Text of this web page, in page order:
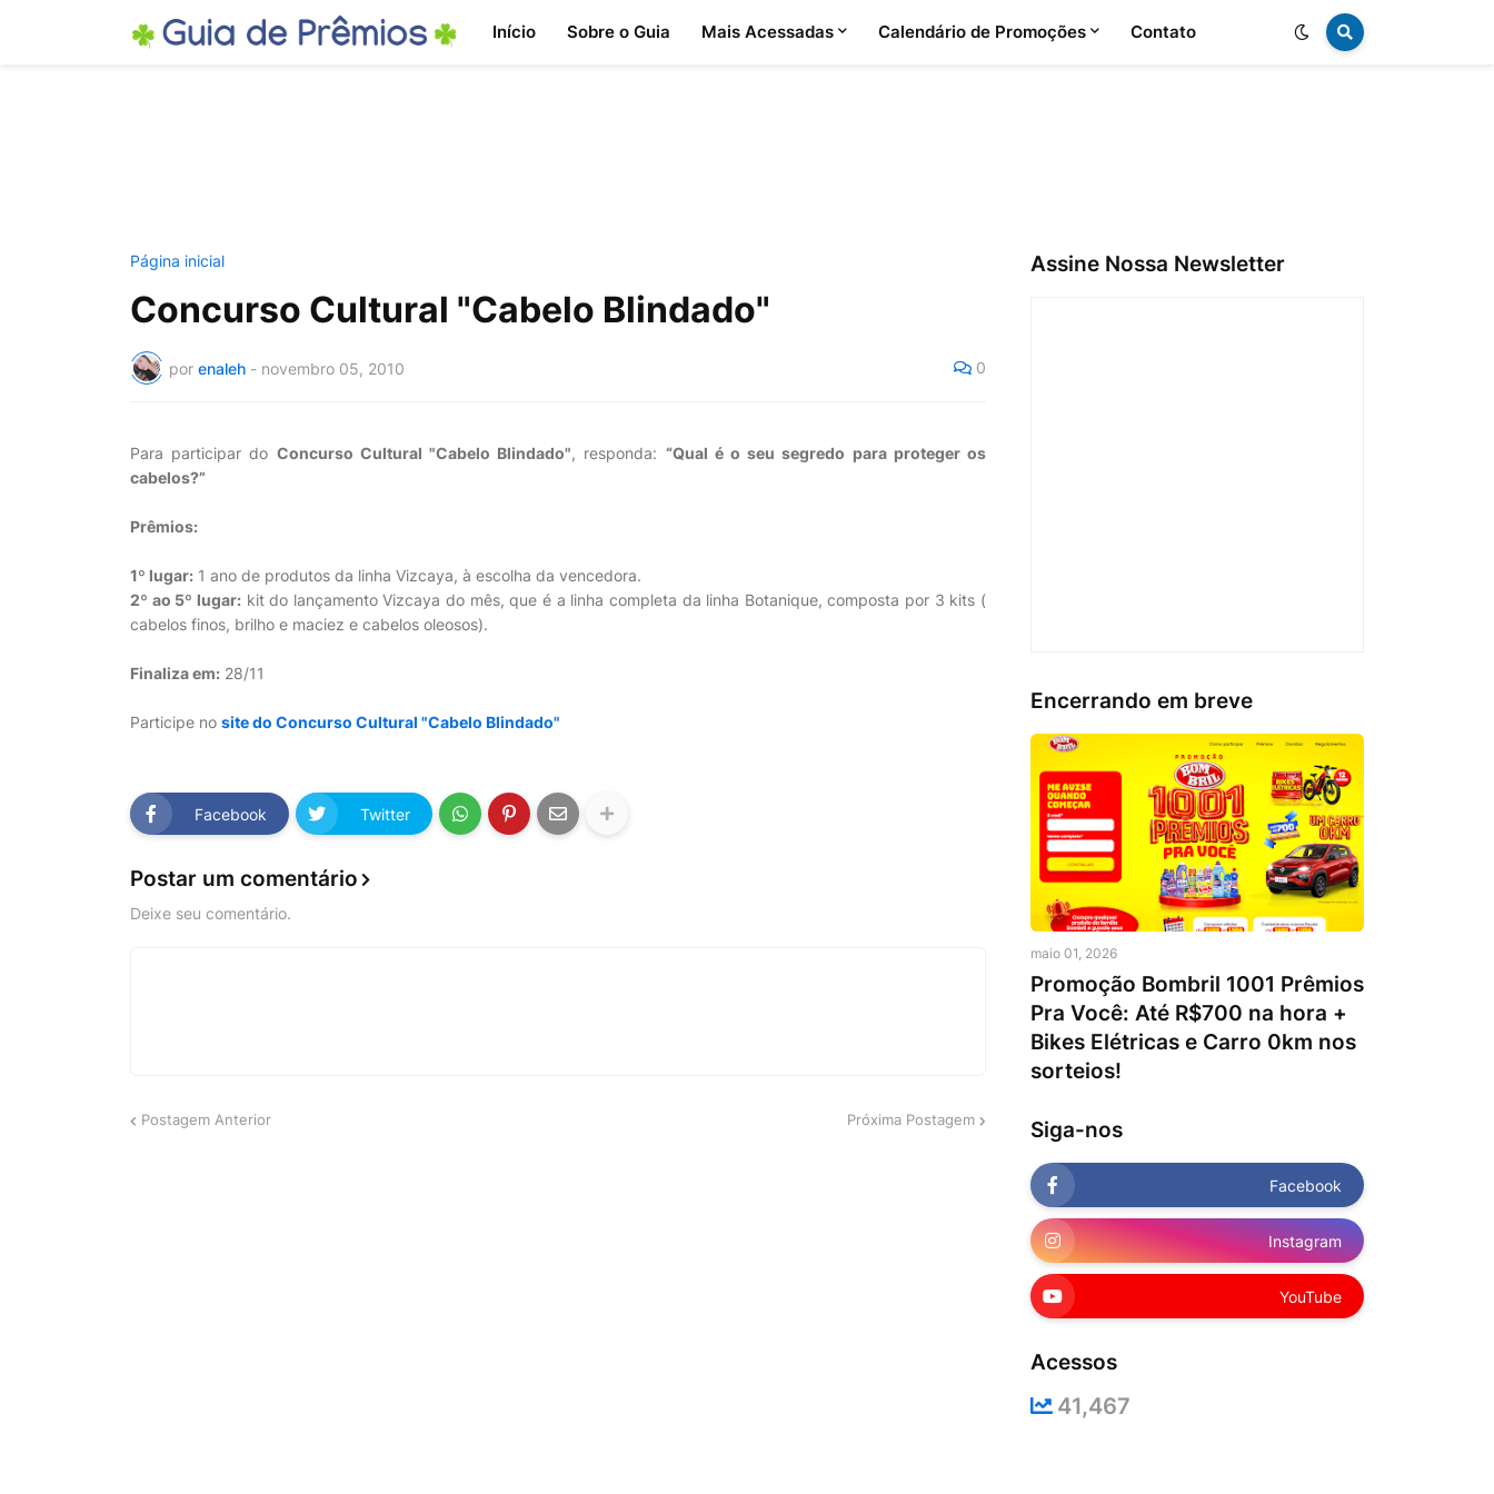
Início Sobre o Guia Mais Acessadas Calendário de Promoções Contato
Página inicial
Concurso Cultural "Cabelo Blindado"
por enaleh - novembro 05, 2010 0
Para participar do Concurso Cultural "Cabelo Blindado", responda: “Qual é o seu segredo para proteger os
cabelos?”
Prêmios:
1º lugar: 1 ano de produtos da linha Vizcaya, à escolha da vencedora.
2º ao 5º lugar: kit do lançamento Vizcaya do mês, que é a linha completa da linha Botanique, composta por 3 kits (
cabelos finos, brilho e maciez e cabelos oleosos).
Finaliza em: 28/11
Participe no site do Concurso Cultural "Cabelo Blindado"
Facebook Twitter
Postar um comentário
Deixe seu comentário.
Postagem Anterior Próxima Postagem
Assine Nossa Newsletter
Encerrando em breve
maio 01, 2026
Promoção Bombril 1001 Prêmios
Pra Você: Até R$700 na hora +
Bikes Elétricas e Carro 0km nos
sorteios!
Siga-nos
Facebook
Instagram
YouTube
Acessos
41,467